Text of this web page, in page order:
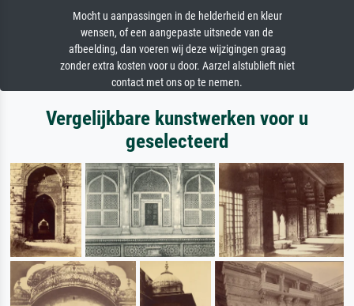
Mocht u aanpassingen in de helderheid en kleur
wensen, of een aangepaste uitsnede van de
afbeelding, dan voeren wij deze wijzigingen graag
zonder extra kosten voor u door. Aarzel alstublieft niet
contact met ons op te nemen.
Vergelijkbare kunstwerken voor u
geselecteerd